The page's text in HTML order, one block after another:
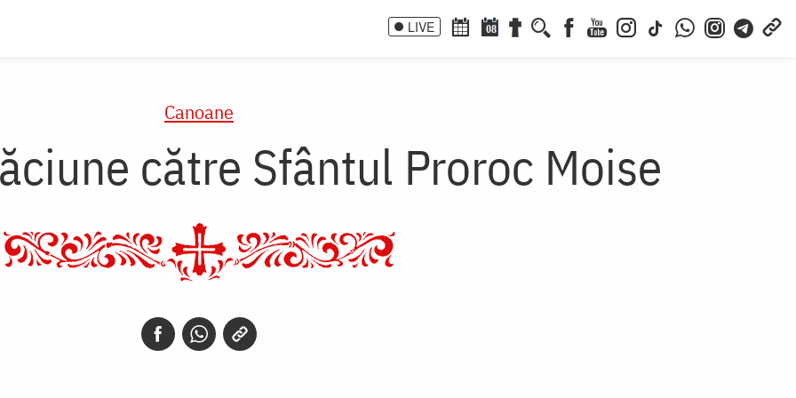
LIVE 08
Canoane
către Sfântul Proroc Moise